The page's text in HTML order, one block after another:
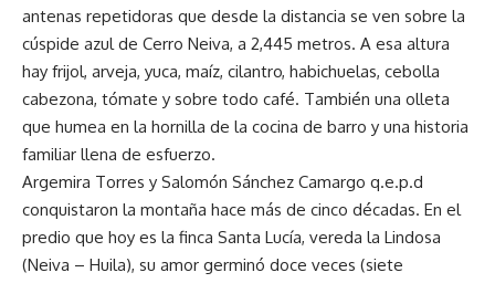
antenas repetidoras que desde la distancia se ven sobre la
cúspide azul de Cerro Neiva, a 2,445 metros. A esa altura
hay frijol, arveja, yuca, maíz, cilantro, habichuelas, cebolla
cabezona, tómate y sobre todo café. También una olleta
que humea en la hornilla de la cocina de barro y una historia
familiar llena de esfuerzo.
Argemira Torres y Salomón Sánchez Camargo q.e.p.d
conquistaron la montaña hace más de cinco décadas. En el
predio que hoy es la finca Santa Lucía, vereda la Lindosa
(Neiva – Huila), su amor germinó doce veces (siete